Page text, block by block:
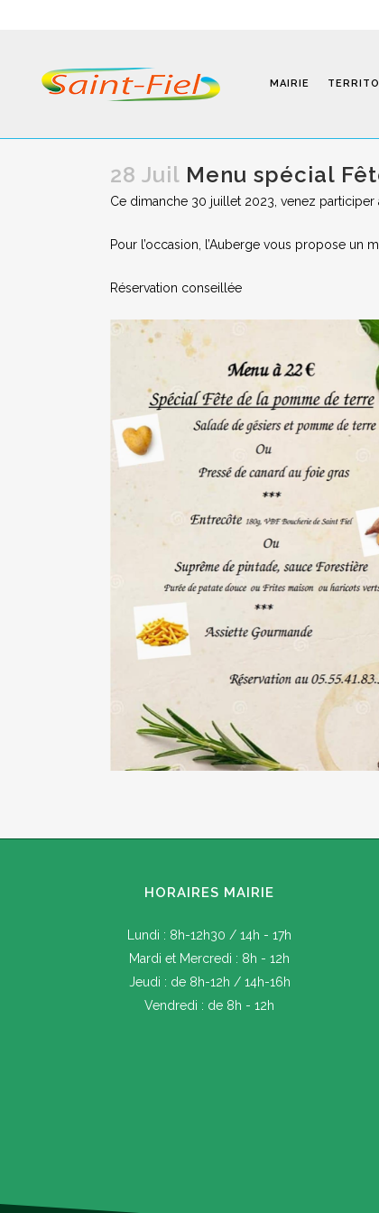
MAIRIE
Séjours
28 Juil Menu spécial
Ce dimanche 30 juillet 2023, venez participer
Pour l’occasion, l’Auberge vous propose un
Réservation conseillée
HORAIRES MAIRIE
Lundi : 8h-12h30 / 14h - 17h
Mardi et Mercredi : 8h - 12h
Jeudi : de 8h-12h / 14h-16h
Vendredi : de 8h - 12h